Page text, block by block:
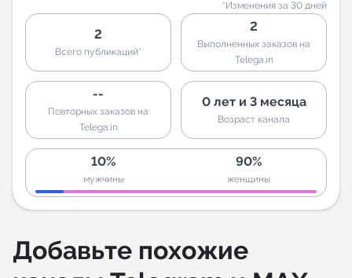
*Изменения за 30 дней
2
Всего публикаций*
2
Выполненных заказов на
Telega.in
--
Повторных заказов на
Telega.in
0 лет и 3 месяца
Возраст канала
10%
мужчины
90%
женщины
Добавьте похожие